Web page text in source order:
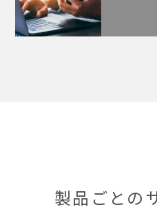
製品ごとの